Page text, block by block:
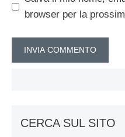
browser per la
CERCA SUL SITO